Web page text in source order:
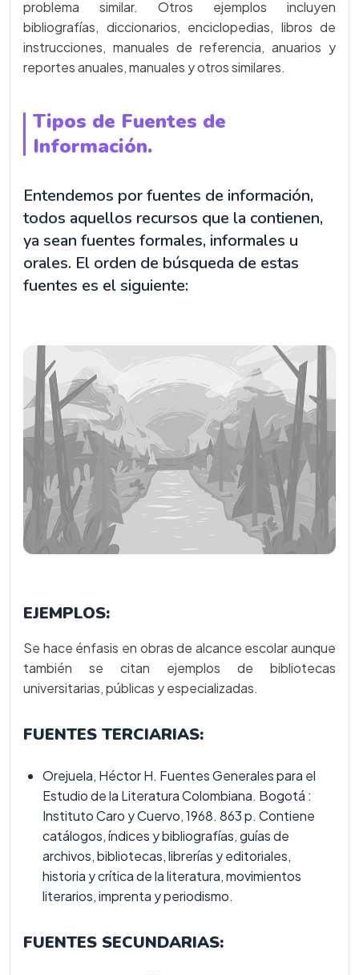
problema similar. Otros ejemplos incluyen
bibliografías, diccionarios, enciclopedias, libros de
instrucciones, manuales de referencia, anuarios y
reportes anuales, manuales y otros similares.
Tipos de Fuentes de
Información.
Entendemos por fuentes de información,
todos aquellos recursos que la contienen,
ya sean fuentes formales, informales u
orales. El orden de búsqueda de estas
fuentes es el siguiente:
EJEMPLOS:
Se hace énfasis en obras de alcance escolar aunque
también se citan ejemplos de bibliotecas
universitarias, públicas y especializadas.
FUENTES TERCIARIAS:
Orejuela, Héctor H. Fuentes Generales para el
Estudio de la Literatura Colombiana. Bogotá :
Instituto Caro y Cuervo, 1968. 863 p. Contiene
catálogos, índices y bibliografías, guías de
archivos, bibliotecas, librerías y editoriales,
historia y crítica de la literatura, movimientos
literarios, imprenta y periodismo.
FUENTES SECUNDARIAS: